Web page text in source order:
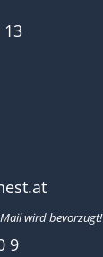
wird bevorzugt!
9